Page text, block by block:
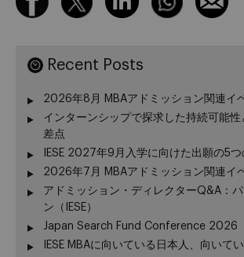
Recent Posts
2026年8月 MBAアドミッション関連イ
インターンシップで探求した持続可能性
差点
IESE 2027年9月入学に向けた出願の5つ
2026年7月 MBAアドミッション関連イ
アドミッション・ディレクターQ&A：
ン（IESE）
Japan Search Fund Conference 2026
IESE MBAに向いている日本人、向いて